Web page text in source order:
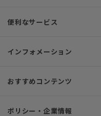
便利なサービス
インフォメーション
おすすめコンテンツ
ポリシー・企業情報